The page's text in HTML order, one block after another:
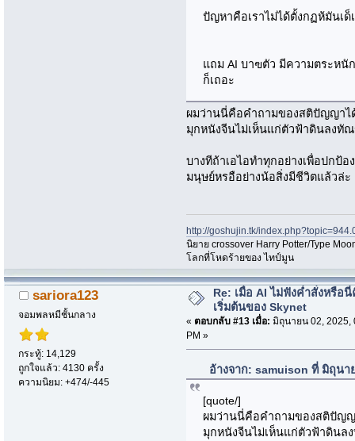
ปัญหาคือเราไม่ได้ตั้งกฏห้มันเ
แถม AI บาฃตัว มีความตระหนั
ก็เถอะ
ผมว่านนี่คือคำถามของสติปัญญาไ
มุกหนังจีนไม่เห็นแก่ตัวฟ้าดินลงทั
บางทีถ้าเอไอทำทุกอย่างเพื่อปกป้
มนุษย์หรอือย่างน้อสิ่งมีชีวิตแล้วล่ะ
http://goshujin.tk/
นิยาย crossover Harry Potter/Type
โลกที่โหดร้ายของ ไทป์มูน
sariora123
จอมพลหมีชั้นกลาง
กระทู้: 14,129
ถูกใจแล้ว: 4130 ครั้ง
ความนิยม: +474/-445
Re: เมื่อ AI ไม่ฟังค่ำสั่งหรือ
เริ่มต้นของ Skynet
« ตอบกลับ #13 เมื่อ: มิถุนายน 02, 2025,
PM »
อ้างจาก: samuison ที่ มิถุนา
[quote/]
ผมว่านนี่คือคำถามของสติปัญ
มุกหนังจีนไม่เห็นแก่ตัวฟ้าดินล